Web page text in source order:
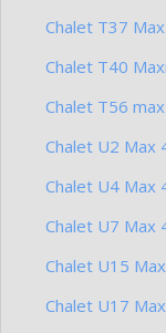
Chalet T37
Chalet T40
Chalet T56
Chalet U2 Max
Chalet U4 Max
Chalet U7 Max
Chalet U15
Chalet U17